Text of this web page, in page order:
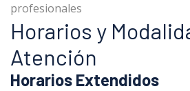
profesionales
Horarios y
Atención
Horarios Extendidos